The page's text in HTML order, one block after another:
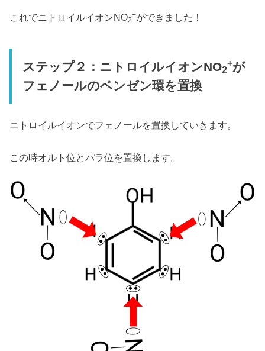
これでニトロイルイオンNO2
+ができました！
ステップ２：ニトロイルイオンNO2
+が
フェノールのベンゼン環を置換
ニトロイルイオンでフェノールを置換していきます。
この時オルト位とパラ位を置換します。